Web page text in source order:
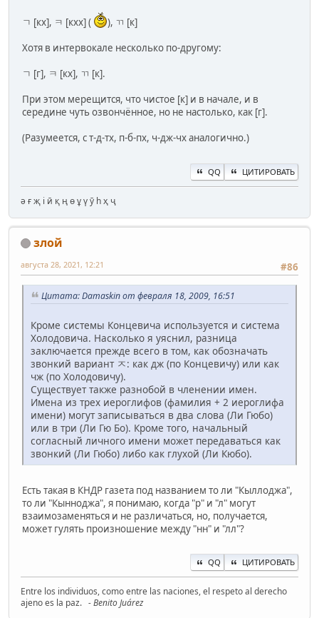
ㄱ [кх], ㅋ [кхх] (
), ㄲ [к]
Хотя в интервокале несколько по-другому:
ㄱ [г], ㅋ [кх], ㄲ [к].
При этом мерещится, что чистое [к] и в начале, и в
середине чуть озвончённое, но не настолько, как [г].
(Разумеется, с т-д-тх, п-б-пх, ч-дж-чх аналогично.)
QQ ЦИТИРОВАТЬ
ә ғ җ і ӣ қ ң ө ұ ү ӯ һ ҳ ҷ
злой
#86
августа 28, 2021, 12:21
Цитата: Damaskin от февраля 18, 2009, 16:51
Кроме системы Концевича используется и система
Холодовича. Насколько я уяснил, разница
заключается прежде всего в том, как обозначать
звонкий вариант ㅈ: как дж (по Концевичу) или как
чж (по Холодовичу).
Существует также разнобой в членении имен.
Имена из трех иероглифов (фамилия + 2 иероглифа
имени) могут записываться в два слова (Ли Гюбо)
или в три (Ли Гю Бо). Кроме того, начальный
согласный личного имени может передаваться как
звонкий (Ли Гюбо) либо как глухой (Ли Кюбо).
Есть такая в КНДР газета под названием то ли "Кыллоджа",
то ли "Кынноджа", я понимаю, когда "р" и "л" могут
взаимозаменяться и не различаться, но, получается,
может гулять произношение между "нн" и "лл"?
QQ ЦИТИРОВАТЬ
Entre los individuos, como entre las naciones, el respeto al derecho
ajeno es la paz. - Benito Juárez